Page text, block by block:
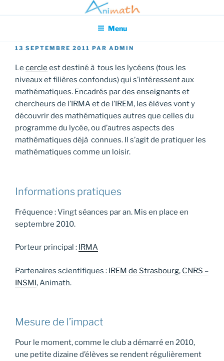
au
principal
Association pour l'Animation en Mathématiques
Menu
PUBLIÉ
13 SEPTEMBRE 2011 PAR ADMIN
Le cercle est destiné à tous les lycéens (tous les
niveaux et filières confondus) qui s’intéressent aux
mathématiques. Encadrés par des enseignants et
chercheurs de l’IRMA et de l’IREM, les élèves vont y
découvrir des mathématiques autres que celles du
programme du lycée, ou d’autres aspects des
mathématiques déjà connues. Il s’agit de pratiquer les
mathématiques comme un loisir.
Informations pratiques
Fréquence : Vingt séances par an. Mis en place en
septembre 2010.
Porteur principal : IRMA
Partenaires scientifiques : IREM de Strasbourg, CNRS –
INSMI, Animath.
Mesure de l’impact
Pour le moment, comme le club a démarré en 2010,
une petite dizaine d’élèves se rendent régulièrement